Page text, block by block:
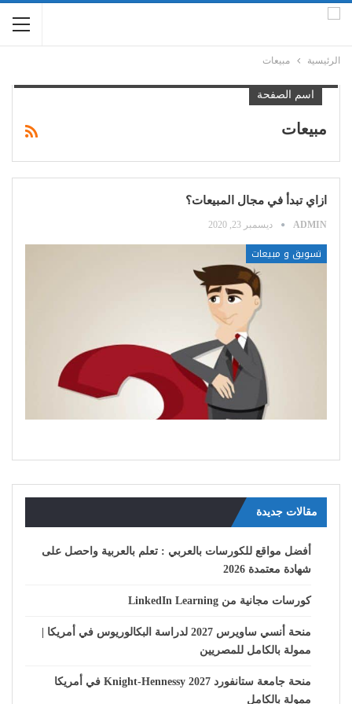
الرئيسية مبيعات
اسم الصفحة
مبيعات
ازاي تبدأ في مجال المبيعات؟
ADMIN ديسمبر 23, 2020
تسويق و مبيعات
مقالات جديدة
أفضل مواقع للكورسات بالعربي : تعلم بالعربية واحصل على
شهادة معتمدة 2026
كورسات مجانية من LinkedIn Learning
منحة أنسي ساويرس 2027 لدراسة البكالوريوس في أمريكا |
ممولة بالكامل للمصريين
منحة جامعة ستانفورد Knight-Hennessy 2027 في أمريكا
ممولة بالكامل